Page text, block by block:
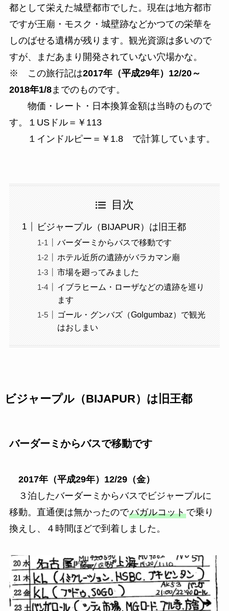
都として栄えた城壁都市でした。現在は地方都市
ですが王廟・モスク・城壁跡などかつての栄華を
しのばせる遺構が残ります。観光資源は多いので
すが、まだあまり開発されていない穴場かな。
※ この旅行記は2017年（平成29年）12/20～
2018年1/8までのものです。
物価・レート・日本換算金額は当時のもので
す。１USドル＝￥113
１インドルピー＝￥1.8 で計算しています。
目次
ビジャープル（BIJAPUR）は旧王都
バーダーミからバスで移動です
ホテル近所の遺跡がバラカマン廟
市場を廻ってみました
イブラヒーム・ローザなどの遺跡を巡り
ます
ゴール・グンバズ（Golgumbaz）で観光
はおしまい
ビジャープル（BIJAPUR）は旧王都
バーダーミからバスで移動です
2017年（平成29年）12/29（金）
３泊したバーダーミからバスでビジャープルに
移動。直通便は無かったのでバガルコットで乗り
換えし、４時間ほどで到着しました。